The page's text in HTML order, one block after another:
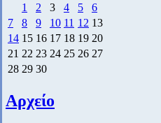
1
2 3 4 5
6
7
8 9 10 11 12 13
14 15 16 17 18 19 20
21 22 23 24 25 26 27
28 29 30
Αρχείο